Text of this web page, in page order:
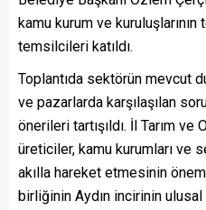
kamu kurum ve
temsilcileri katıldı.
Toplantıda sektörün mevcut
ve pazarlarda karşılaşılan
önerileri tartışıldı. İl Tarım
üreticiler, kamu kurumları ve
akılla hareket etmesinin
birliğinin Aydın incirinin